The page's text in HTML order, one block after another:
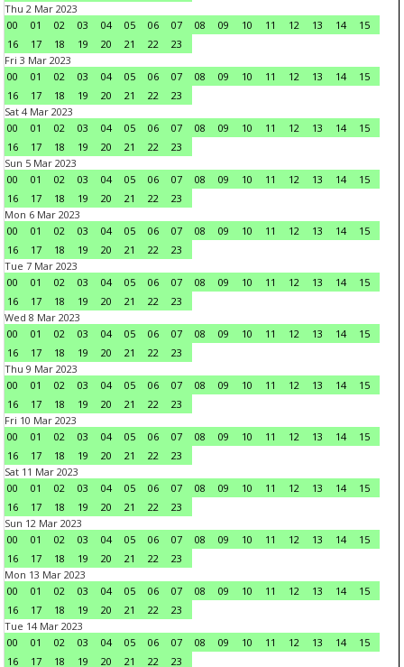
Thu 2 Mar 2023
00
01 02 03 04 05 06 07 08 09 10 11 12 13 14
15
16
17 18 19 20 21 22
23
Fri 3 Mar 2023
00
01 02 03 04 05 06 07 08 09 10 11 12 13 14
15
16
17 18 19 20 21 22
23
Sat 4 Mar 2023
00
01 02 03 04 05 06 07 08 09 10 11 12 13 14
15
16
17 18 19 20 21 22
23
Sun 5 Mar 2023
00
01 02 03 04 05 06 07 08 09 10 11 12 13 14
15
16
17 18 19 20 21 22
23
Mon 6 Mar 2023
00
01 02 03 04 05 06 07 08 09 10 11 12 13 14
15
16
17 18 19 20 21 22
23
Tue 7 Mar 2023
00
01 02 03 04 05 06 07 08 09 10 11 12 13 14
15
16
17 18 19 20 21 22
23
Wed 8 Mar 2023
00
01 02 03 04 05 06 07 08 09 10 11 12 13 14
15
16
17 18 19 20 21 22
23
Thu 9 Mar 2023
00
01 02 03 04 05 06 07 08 09 10 11 12 13 14
15
16
17 18 19 20 21 22
23
Fri 10 Mar 2023
00
01 02 03 04 05 06 07 08 09 10 11 12 13 14
15
16
17 18 19 20 21 22
23
Sat 11 Mar 2023
00
01 02 03 04 05 06 07 08 09 10 11 12 13 14
15
16
17 18 19 20 21 22
23
Sun 12 Mar 2023
00
01 02 03 04 05 06 07 08 09 10 11 12 13 14
15
16
17 18 19 20 21 22
23
Mon 13 Mar 2023
00
01 02 03 04 05 06 07 08 09 10 11 12 13 14
15
16
17 18 19 20 21 22
23
Tue 14 Mar 2023
00
01 02 03 04 05 06 07 08 09 10 11 12 13 14
15
16
17 18 19 20 21 22 23